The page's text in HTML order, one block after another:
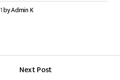
byAdmin K
Next Post